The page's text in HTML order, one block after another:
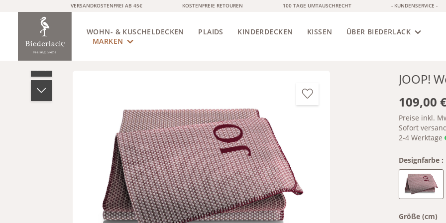
Zur Hauptnavigation springen
VERSANDKOSTENFREI AB 45€ KOSTENFREIE RETOUREN 100 TAGE UMTAUSCHRECHT - KUNDENSERVICE -
WOHN- & KUSCHELDECKEN PLAIDS KINDERDECKEN KISSEN ÜBER BIEDERLACK
MARKEN
Bildergalerie überspringen
JOOP!
109,00
Preise inkl.
Sofort
2-4 Werktage
Designfarbe :
Rouge
Größe (cm)